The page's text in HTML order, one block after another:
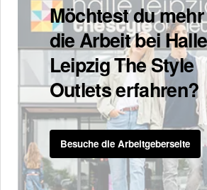
Möchtest du
die Arbeit bei Halle
Leipzig The Style
Outlets erfahren?
Besuche die Arbeitgeberseite